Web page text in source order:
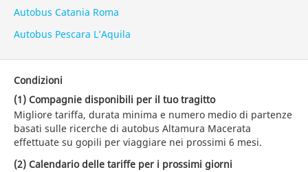
Autobus Catania Roma
Autobus Pescara L’Aquila
Condizioni
(1) Compagnie disponibili per il tuo tragitto
Migliore tariffa, durata minima e numero medio di partenze
basati sulle ricerche di autobus Altamura Macerata
effettuate su gopili per viaggiare nei prossimi 6 mesi.
(2) Calendario delle tariffe per i prossimi giorni